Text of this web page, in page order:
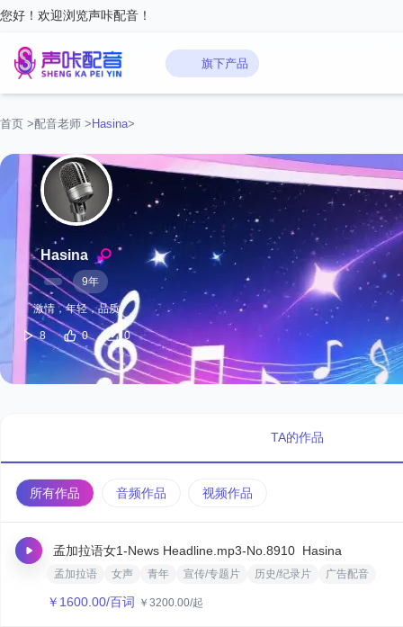
您好！欢迎浏览声咔配音！
旗下产品
首页 >配音老师 > Hasina>
Hasina
9年
激情，年轻，品质
8 0 0
TA的作品
所有作品 音频作品 视频作品
孟加拉语女1-News Headline.mp3-No.8910 Hasina
孟加拉语 女声 青年 宣传/专题片 历史/纪录片 广告配音
￥ 1600.00/百词 ￥ 3200.00/起